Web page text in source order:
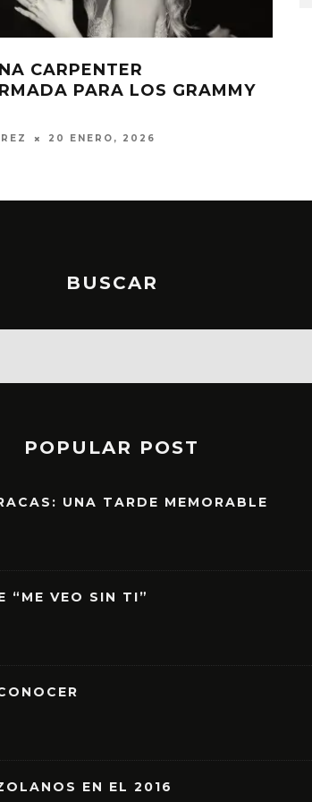
ALESSIA CARA PRESENTA EL
SINGLE ‘NIGHTTIME THING’
ELIZA PÉREZ 10 OCTUBRE, 2025
BUSCAR
POPULAR POST
UNA TARDE MEMORABLE
“ME VEO SIN TI”
EN EL 2016